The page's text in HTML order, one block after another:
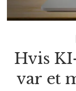
Hvis
var et